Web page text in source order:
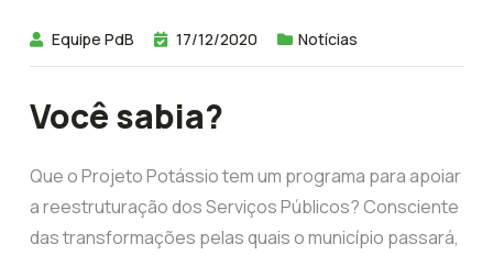
Equipe PdB 17/12/2020 Notícias
Você sabia?
Que o Projeto Potássio tem um programa para apoiar
a reestruturação dos Serviços Públicos? Consciente
das transformações pelas quais o município passará,